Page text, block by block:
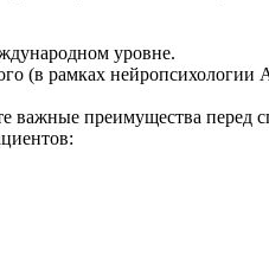
уровне.
(в рамках
важные преимущества